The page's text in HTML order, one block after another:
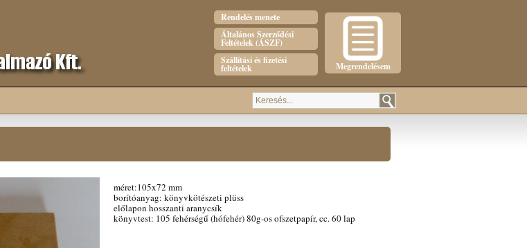
Megrendelésem
Rendelés menete
Általános Szerződési
Feltételek (ÁSZF)
Szállítási és fizetési
feltételek
méret:105x72 mm
borítóanyag: könyvkötészeti plüss
előlapon hosszanti aranycsík
könyvtest: 105 fehérségű (hófehér) 80g-os ofszetpapír, cc. 60 lap